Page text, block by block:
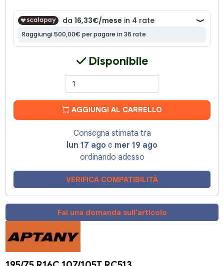
Disponibile
AGGIUNGI AL CARRELLO
Consegna stimata tra
lun 17 ago e mer 19 ago
ordinando adesso
VERIFICA COMPATIBILITÀ
Fai una domanda sull'articolo